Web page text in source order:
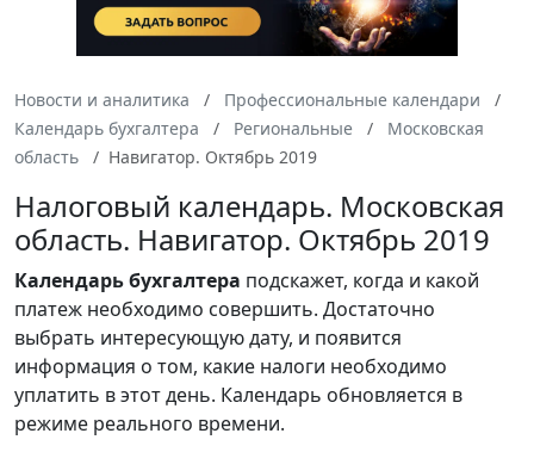
Новости и аналитика
Профессиональные календари
Календарь бухгалтера
Региональные
Московская
область
Навигатор. Октябрь 2019
Налоговый календарь. Московская
область. Навигатор. Октябрь 2019
Календарьбухгалтера подскажет, когда и какой
платеж необходимо совершить. Достаточно
выбрать интересующую дату, и появится
информация о том, какие налоги необходимо
уплатить в этот день. Календарь обновляется в
режиме реального времени.